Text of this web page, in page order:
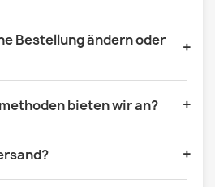
Bestellung ändern oder
+
bieten wir an? +
+